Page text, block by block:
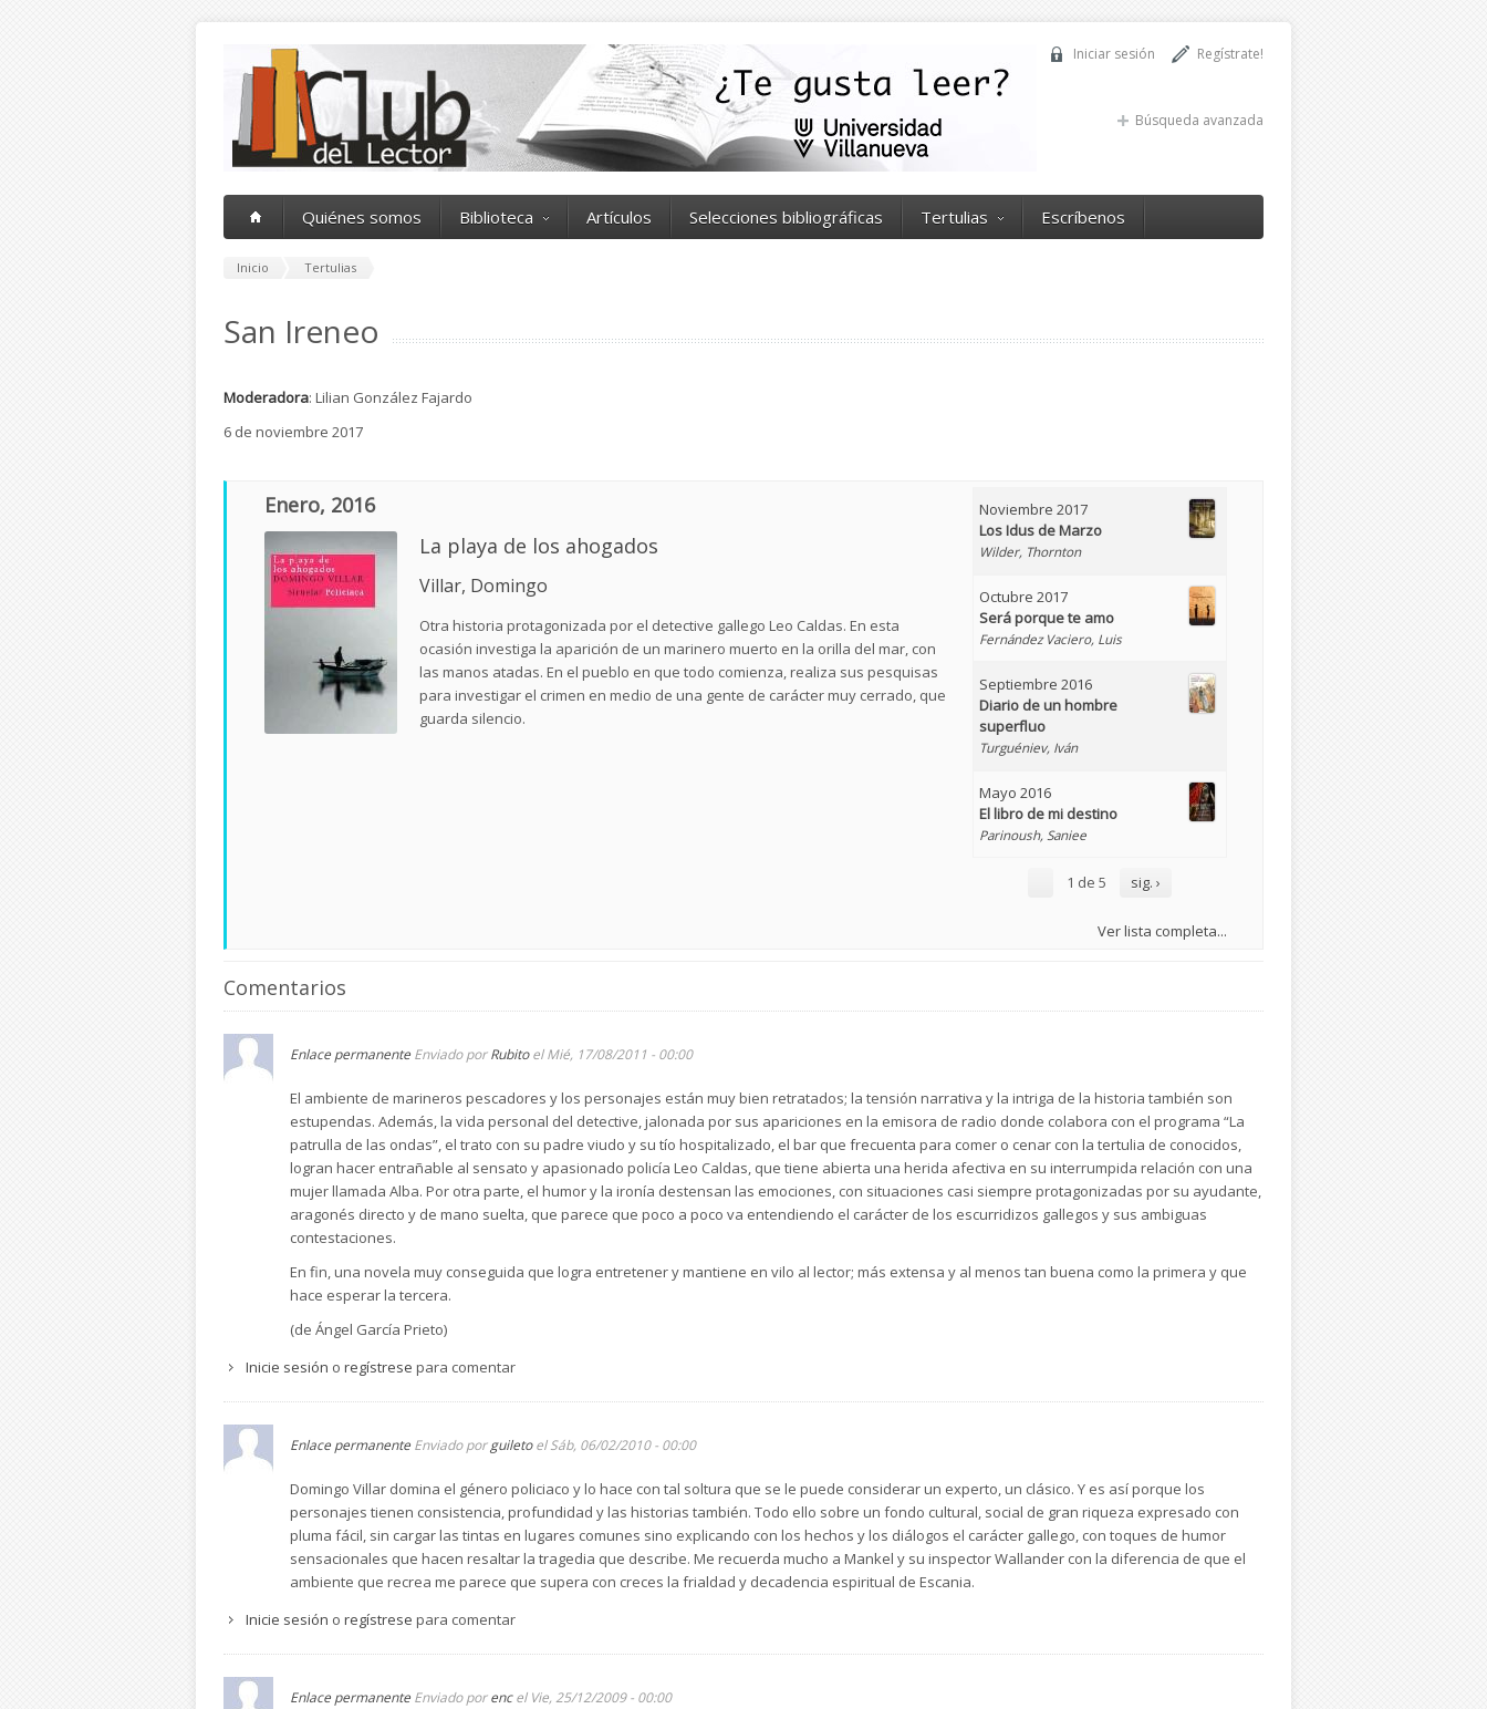
Regístrate!
Iniciar sesión
Búsqueda avanzada
Quiénes somos Biblioteca Artículos Selecciones bibliográficas Tertulias Escríbenos
Inicio Tertulias
San Ireneo
Moderadora: Lilian González Fajardo
6 de noviembre 2017
Enero, 2016
La playa de los ahogados
Villar, Domingo
Otra historia protagonizada por el detective gallego Leo Caldas. En esta
ocasión investiga la aparición de un marinero muerto en la orilla del mar, con
las manos atadas. En el pueblo en que todo comienza, realiza sus pesquisas
para investigar el crimen en medio de una gente de carácter muy cerrado, que
guarda silencio.
Noviembre 2017
Los Idus de Marzo
Wilder, Thornton
Octubre 2017
Será porque te amo
Fernández Vaciero, Luis
Septiembre 2016
Diario de un hombre
superfluo
Turguéniev, Iván
Mayo 2016
El libro de mi destino
Parinoush, Saniee
1 de 5 sig. ›
Ver lista completa...
Comentarios
Enlace permanente Enviado porRubitoel Mié, 17/08/2011 - 00:00
El ambiente de marineros pescadores y los personajes están muy bien retratados; la tensión narrativa y la intriga de la historia también son
estupendas. Además, la vida personal del detective, jalonada por sus apariciones en la emisora de radio donde colabora con el programa “La
patrulla de las ondas”, el trato con su padre viudo y su tío hospitalizado, el bar que frecuenta para comer o cenar con la tertulia de conocidos,
logran hacer entrañable al sensato y apasionado policía Leo Caldas, que tiene abierta una herida afectiva en su interrumpida relación con una
mujer llamada Alba. Por otra parte, el humor y la ironía destensan las emociones, con situaciones casi siempre protagonizadas por su ayudante,
aragonés directo y de mano suelta, que parece que poco a poco va entendiendo el carácter de los escurridizos gallegos y sus ambiguas
contestaciones.
En fin, una novela muy conseguida que logra entretener y mantiene en vilo al lector; más extensa y al menos tan buena como la primera y que
hace esperar la tercera.
(de Ángel García Prieto)
Inicie sesión o regístrese para comentar
Enlace permanente Enviado porguiletoel Sáb, 06/02/2010 - 00:00
Domingo Villar domina el género policiaco y lo hace con tal soltura que se le puede considerar un experto, un clásico. Y es así porque los
personajes tienen consistencia, profundidad y las historias también. Todo ello sobre un fondo cultural, social de gran riqueza expresado con
pluma fácil, sin cargar las tintas en lugares comunes sino explicando con los hechos y los diálogos el carácter gallego, con toques de humor
sensacionales que hacen resaltar la tragedia que describe. Me recuerda mucho a Mankel y su inspector Wallander con la diferencia de que el
ambiente que recrea me parece que supera con creces la frialdad y decadencia espiritual de Escania.
Inicie sesión o regístrese para comentar
Enlace permanente Enviado porencel Vie, 25/12/2009 - 00:00